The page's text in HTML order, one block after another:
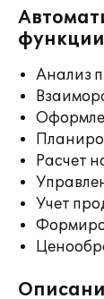
Анализ
Расчет
Учет